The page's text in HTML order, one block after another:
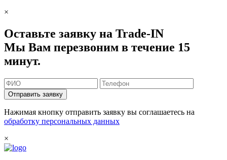
×
Оставьте заявку на Trade-IN
Мы Вам перезвоним в течение 15
минут.
Отправить заявку
Нажимая кнопку отправить заявку вы соглашаетесь на
обработку персональных данных
×